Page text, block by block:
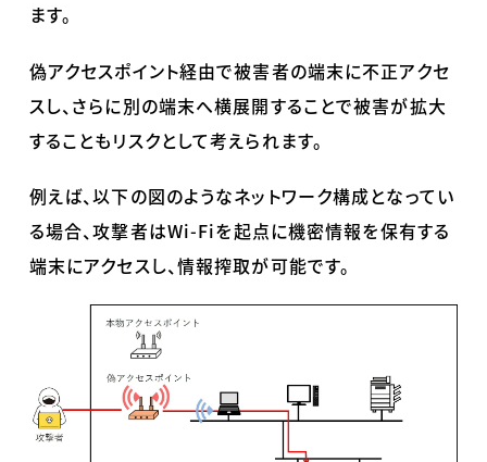
ます。
偽アクセスポイント経由で被害者の端末に不正アクセ
スし、さらに別の端末へ横展開することで被害が拡大
することもリスクとして考えられます。
例えば、以下の図のようなネットワーク構成となってい
る場合、攻撃者はWi-Fiを起点に機密情報を保有する
端末にアクセスし、情報搾取が可能です。